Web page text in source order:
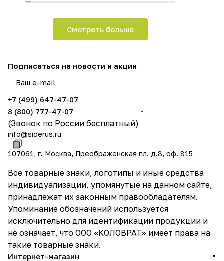
Смотреть больше
Подписаться на новости и акции
+7 (499) 647-47-07
8 (800) 777-47-07
(Звонок по России бесплатный)
info@siderus.ru
107061, г. Москва, Преображенская пл. д.8, оф. 815
Все товарные знаки, логотипы и иные средства
индивидуализации, упомянутые на данном сайте,
принадлежат их законным правообладателям.
Упоминание обозначений используется
исключительно для идентификации продукции и
не означает, что ООО «КОЛОВРАТ» имеет права на
такие товарные знаки.
Интернет-магазин